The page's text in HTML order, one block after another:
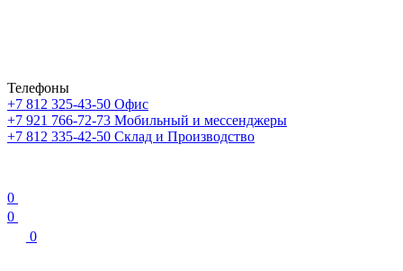
Телефоны
+7 812 325-43-50 Офис
+7 921 766-72-73 Мобильный и мессенджеры
+7 812 335-42-50 Склад и Производство
0
0
0